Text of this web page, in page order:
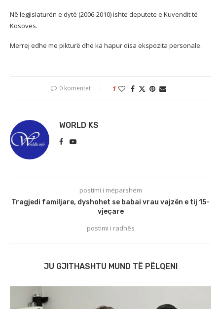
Në legjislaturën e dytë (2006-2010) ishte deputete e Kuvendit të
Kosovës.
Merrej edhe me pikturë dhe ka hapur disa ekspozita personale.
0 komentet 1
WORLD KS
postimi i mëparshëm
Tragjedi familjare, dyshohet se babai vrau vajzën e tij 15-
vjeçare
postimi i radhës
JU GJITHASHTU MUND TË PËLQENI